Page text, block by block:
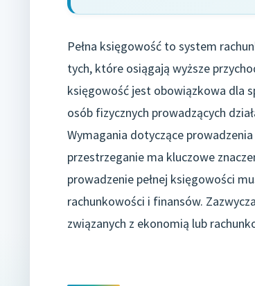
Pełna księgowość to system
tych, które osiągają wyższe
księgowość jest obowiązkowa dla
osób fizycznych prowadzących
Wymagania dotyczące
przestrzeganie ma kluczowe
prowadzenie pełnej księgowości
rachunkowości i finansów.
związanych z ekonomią lub